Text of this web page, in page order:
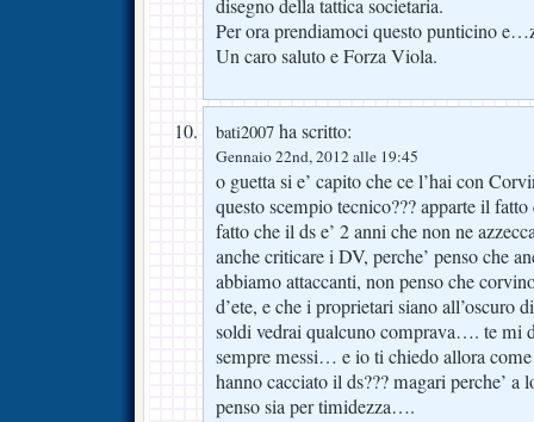
disegno della tattica societaria.
Per ora prendiamoci questo punticino
Un caro saluto e Forza Viola.
bati2007 ha scritto:
Gennaio 22nd, 2012 alle 19:45
o guetta si e’ capito che ce l’hai con
questo scempio tecnico??? apparte il
fatto che il ds e’ 2 anni che non ne
anche criticare i DV, perche’ penso che
abbiamo attaccanti, non penso che
d’ete, e che i proprietari siano all’oscuro
soldi vedrai qualcuno comprava…. te mi
sempre messi… e io ti chiedo allora
hanno cacciato il ds??? magari perche’ a
penso sia per timidezza….